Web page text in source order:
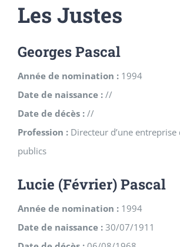
Les Justes
Georges Pascal
Année de nomination : 1994
Date de naissance : //
Date de décès : //
Profession : Directeur d’une
publics
Lucie (Février) Pascal
Année de nomination : 1994
Date de naissance : 30/07/1911